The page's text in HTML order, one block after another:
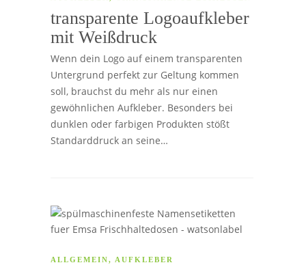
transparente Logoaufkleber
mit Weißdruck
Wenn dein Logo auf einem transparenten
Untergrund perfekt zur Geltung kommen
soll, brauchst du mehr als nur einen
gewöhnlichen Aufkleber. Besonders bei
dunklen oder farbigen Produkten stößt
Standarddruck an seine…
ALLGEMEIN, AUFKLEBER